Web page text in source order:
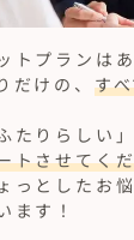
トプランは
だけの、 す
たりらしい
トさせてく
っとしたお
ます！